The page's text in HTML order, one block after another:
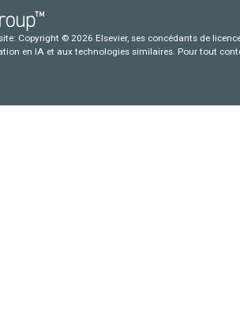
Copyright © 2026 Elsevier, ses concédants de
en IA et aux technologies similaires. Pour tout